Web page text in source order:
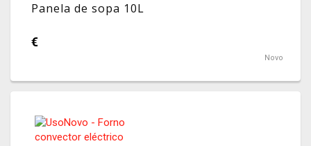
Panela de sopa 10L
€
Novo